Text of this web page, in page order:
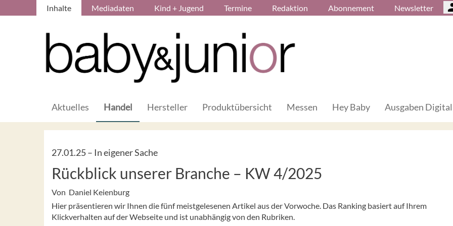
Inhalte Mediadaten Kind + Jugend Termine Redaktion Abonnement Newsletter
Aktuelles Handel Hersteller Produktübersicht Messen Hey Baby Ausgaben Digital
27.01.25 – In eigener Sache
Rückblick unserer Branche – KW 4/2025
Von Daniel Keienburg
Hier präsentieren wir Ihnen die fünf meistgelesenen Artikel aus der Vorwoche. Das Ranking basiert auf Ihrem
Klickverhalten auf der Webseite und ist unabhängig von den Rubriken.